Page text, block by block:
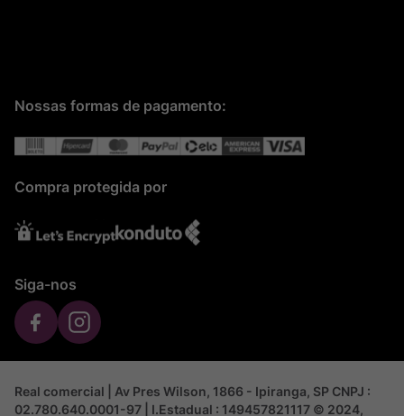
Nossas formas de pagamento:
Compra protegida por
Siga-nos
Real comercial | Av Pres Wilson, 1866 - Ipiranga, SP CNPJ :
02.780.640.0001-97 | I.Estadual : 149457821117 © 2024,